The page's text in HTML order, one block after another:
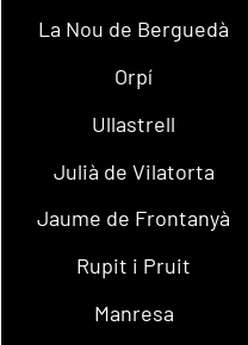
La Nou de Berguedà
Orpí
Ullastrell
Julià de Vilatorta
Jaume de Frontanyà
Rupit i Pruit
Manresa